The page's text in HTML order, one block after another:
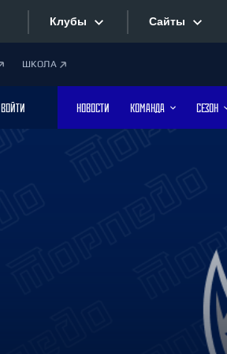
Клубы
Дивизион Боброва
Лада
Сайты
Фотобанк
ШКОЛА
ВОЙТИ НОВОСТИ КОМАНДА СЕЗОН